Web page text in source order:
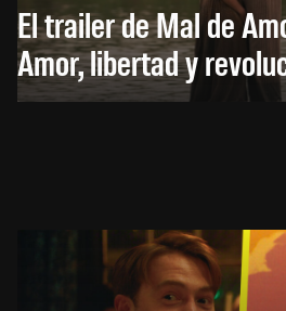
El trailer de Mal de
Amor, libertad y